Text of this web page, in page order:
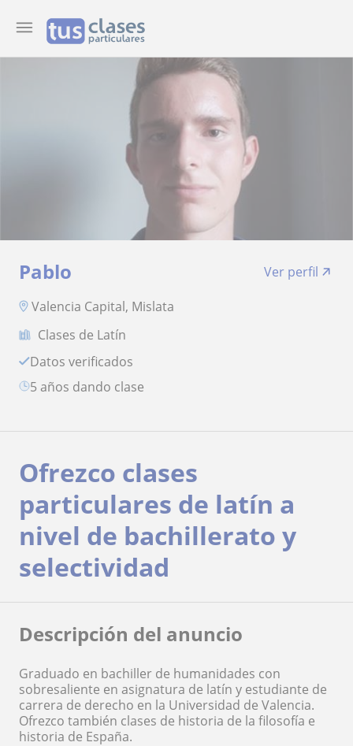
Pablo
Ver perfil
Valencia Capital, Mislata
Clases de Latín
Datos verificados
5 años dando clase
Ofrezco clases
particulares de latín a
nivel de bachillerato y
selectividad
Descripción del anuncio
Graduado en bachiller de humanidades con
sobresaliente en asignatura de latín y estudiante de
carrera de derecho en la Universidad de Valencia.
Ofrezco también clases de historia de la filosofía e
historia de España.